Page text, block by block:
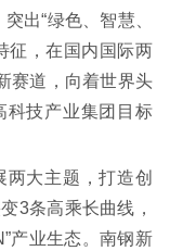
出“绿色、智慧、
征，在国内国际两
赛道，向着世界头
科技产业集团目标
大主题，打造创
3条高乘长曲线，
产业生态。南钢新